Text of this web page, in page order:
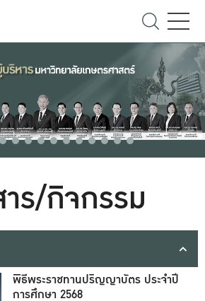
าร/กิจกรรม
พิธีพระราชทานปริญญาบัตร ประจำปี
การศึกษา 2568